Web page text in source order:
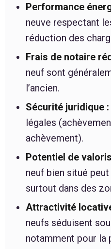
Performance
neuve respectant
réduction des
Frais de notaire
neuf sont
l’ancien.
Sécurité juridique :
légales
achèvement).
Potentiel de
neuf bien situé
surtout dans des
Attractivité
neufs séduisent
notamment pour la